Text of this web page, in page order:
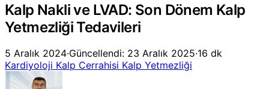
Kalp Nakli ve LVAD: Son Dönem Kalp
Yetmezliği Tedavileri
5 Aralık 2024·Güncellendi: 23 Aralık 2025·16 dk
Kardiyoloji Kalp Cerrahisi Kalp Yetmezliği